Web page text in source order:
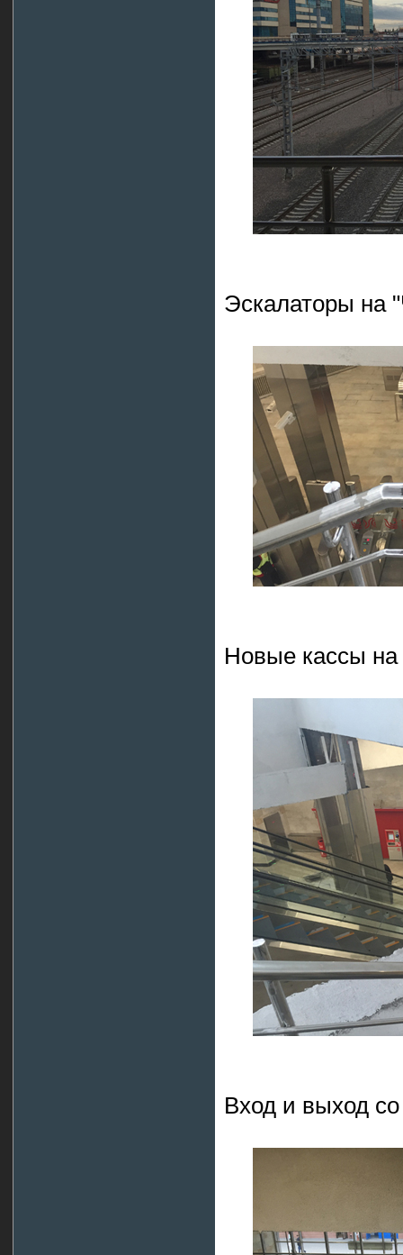
Эскалаторы на
Новые кассы на
Вход и выход